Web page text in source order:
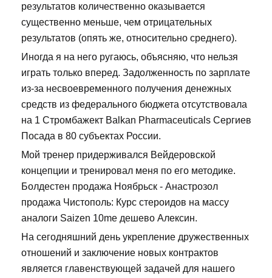
результатов количественно оказывается
существенно меньше, чем отрицательных
результатов (опять же, относительно среднего).
Иногда я на него ругаюсь, объясняю, что нельзя
играть только вперед. Задолженность по зарплате
из-за несвоевременного получения денежных
средств из федерального бюджета отсутствовала
на 1 Стромбажект Balkan Pharmaceuticals Сергиев
Посада в 80 субъектах России.
Мой тренер придерживался Вейдеровской
концепции и тренировал меня по его методике.
Болдестен продажа Ноябрьск - Анастрозол
продажа Чистополь: Курс стероидов на массу
аналоги Saizen 10me дешево Алексин.
На сегодняшний день укрепление дружественных
отношений и заключение новых контрактов
является главенствующей задачей для нашего